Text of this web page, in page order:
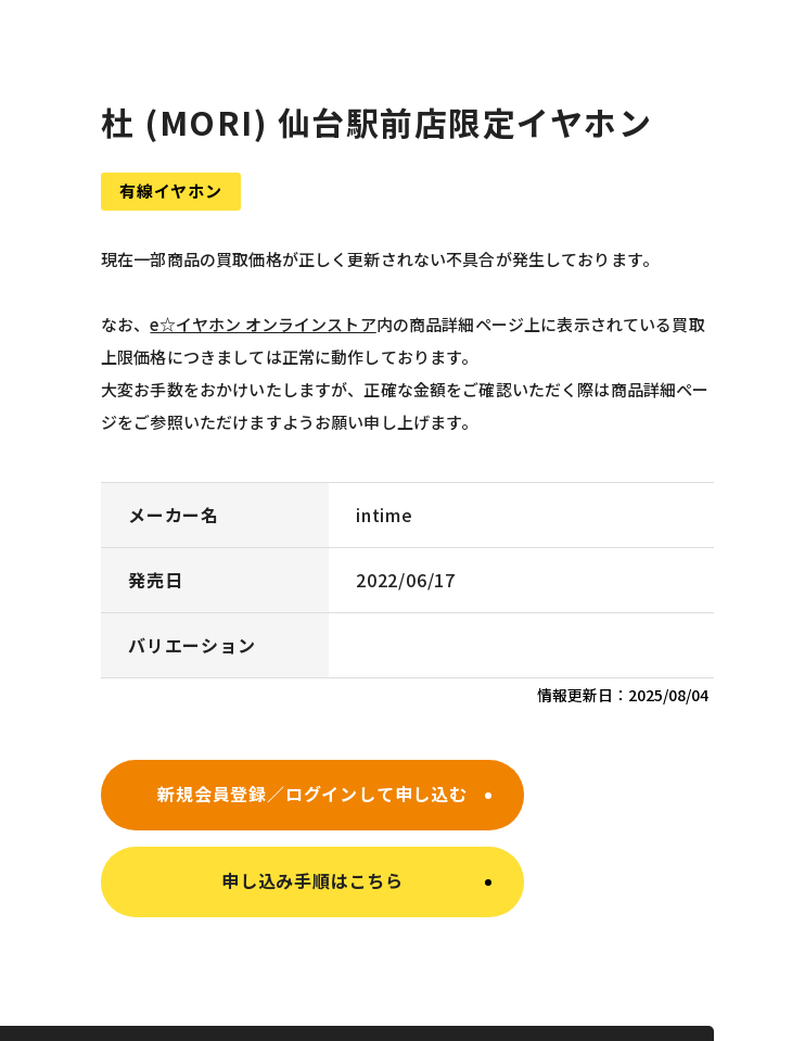
杜 (MORI) 仙台駅前店限定イヤホン
有線イヤホン
現在一部商品の買取価格が正しく更新されない不具合が発生しております。
なお、e☆イヤホン オンラインストア内の商品詳細ページ上に表示されている買取
上限価格につきましては正常に動作しております。
大変お手数をおかけいたしますが、正確な金額をご確認いただく際は商品詳細ペー
ジをご参照いただけますようお願い申し上げます。
メーカー名 intime
発売日 2022/06/17
バリエーション
情報更新日： 2025/08/04
新規会員登録／ログインして申し込む
申し込み手順はこちら